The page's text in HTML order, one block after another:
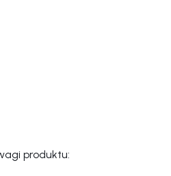
produktu: